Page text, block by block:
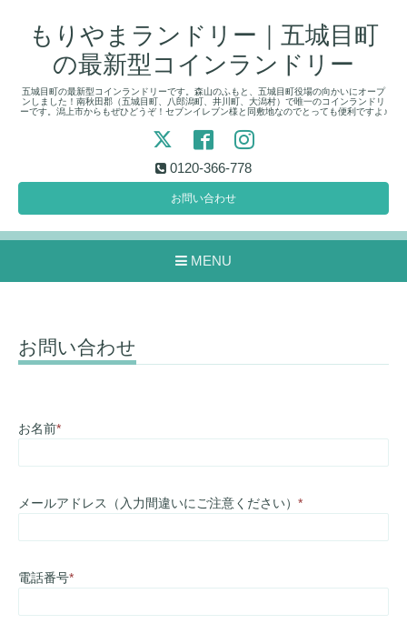
もりやまランドリー｜五城目町
の最新型コインランドリー
五城目町の最新型コインランドリーです。森山のふもと、五城目町役場の向かいにオープ
ンしました！南秋田郡（五城目町、八郎潟町、井川町、大潟村）で唯一のコインランドリ
ーです。潟上市からもぜひどうぞ！セブンイレブン様と同敷地なのでとっても便利ですよ♪
0120-366-778
お問い合わせ
MENU
お問い合わせ
お名前*
メールアドレス（入力間違いにご注意ください） *
電話番号*